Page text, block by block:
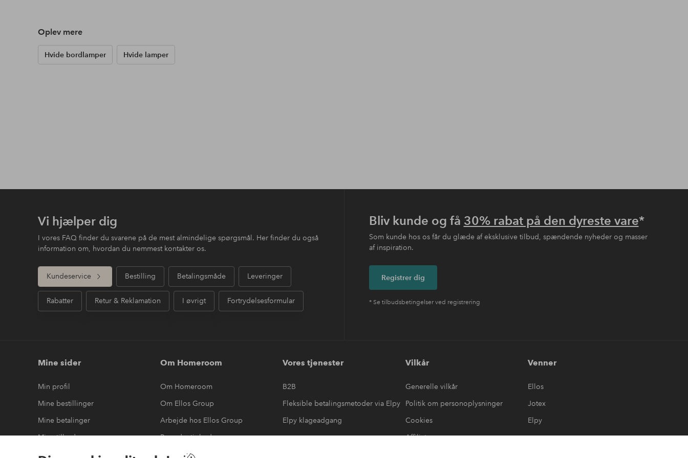
Oplev mere
Hvide bordlamper Hvide lamper
Vi hjælper dig
I vores FAQ finder du svarene på de mest almindelige spørgsmål. Her finder du også
information om, hvordan du nemmest kontakter os.
Kundeservice Bestilling Betalingsmåde Leveringer
Rabatter Retur & Reklamation I øvrigt Fortrydelsesformular
Bliv kunde og få 30% rabat på den dyreste vare*
Som kunde hos os får du glæde af eksklusive tilbud, spændende nyheder og masser
af inspiration.
Registrer dig
* Se tilbudsbetingelser ved registrering
Mine sider
Min profil
Mine bestillinger
Mine betalinger
Mine tilbud
Mine returneringer
Om Homeroom
Om Homeroom
Om Ellos Group
Arbejde hos Ellos Group
Bæredygtighed
Tilgængelighedserklæring
Vores tjenester
B2B
Fleksible betalingsmetoder via Elpy
Elpy klageadgang
Vilkår
Generelle vilkår
Politik om personoplysninger
Cookies
Affiliate
Venner
Ellos
Jotex
Elpy